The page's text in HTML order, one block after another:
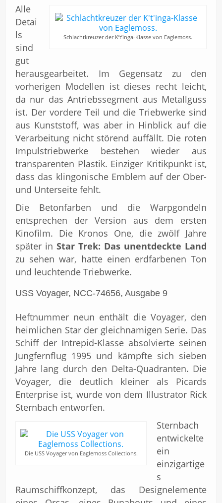
Schlachtkreuzer der K’t’inga-Klasse von Eaglemoss.
Alle
Detai
ls
sind
gut
herausgearbeitet. Im Gegensatz zu den
vorherigen Modellen ist dieses recht leicht,
da nur das Antriebssegment aus Metallguss
ist. Der vordere Teil und die Triebwerke sind
aus Kunststoff, was aber in Hinblick auf die
Verarbeitung nicht störend auffällt. Die roten
Impulstriebwerke bestehen wieder aus
transparenten Plastik. Einziger Kritikpunkt ist,
dass das klingonische Emblem auf der Ober-
und Unterseite fehlt.
Die Betonfarben und die Warpgondeln
entsprechen der Version aus dem ersten
Kinofilm. Die Kronos One, die zwölf Jahre
später in Star Trek: Das unentdeckte Land
zu sehen war, hatte einen erdfarbenen Ton
und leuchtende Triebwerke.
USS Voyager, NCC-74656, Ausgabe 9
Heftnummer neun enthält die Voyager, den
heimlichen Star der gleichnamigen Serie. Das
Schiff der Intrepid-Klasse absolvierte seinen
Jungfernflug 1995 und kämpfte sich sieben
Jahre lang durch den Delta-Quadranten. Die
Voyager, die deutlich kleiner als Picards
Enterprise ist, wurde von dem Illustrator Rick
Sternbach entworfen.
Die USS Voyager von Eaglemoss Collections.
Sternbach
entwickelte
ein
einzigartige
s
Raumschiffkonzept, das Designelemente